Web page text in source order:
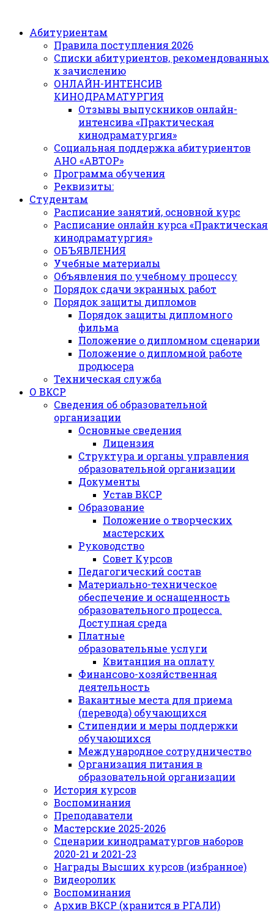
Абитуриентам
Правила поступления 2026
Списки абитуриентов, рекомендованных
к зачислению
ОНЛАЙН-ИНТЕНСИВ
КИНОДРАМАТУРГИЯ
Отзывы выпускников онлайн-
интенсива «Практическая
кинодраматургия»
Социальная поддержка абитуриентов
АНО «АВТОР»
Программа обучения
Реквизиты:
Студентам
Расписание занятий, основной курс
Расписание онлайн курса «Практическая
кинодраматургия»
ОБЪЯВЛЕНИЯ
Учебные материалы
Объявления по учебному процессу
Порядок сдачи экранных работ
Порядок защиты дипломов
Порядок защиты дипломного
фильма
Положение о дипломном сценарии
Положение о дипломной работе
продюсера
Техническая служба
О ВКСР
Сведения об образовательной
организации
Основные сведения
Лицензия
Структура и органы управления
образовательной организации
Документы
Устав ВКСР
Образование
Положение о творческих
мастерских
Руководство
Совет Курсов
Педагогический состав
Материально-техническое
обеспечение и оснащенность
образовательного процесса.
Доступная среда
Платные
образовательные услуги
Квитанция на оплату
Финансово-хозяйственная
деятельность
Вакантные места для приема
(перевода) обучающихся
Стипендии и меры поддержки
обучающихся
Международное сотрудничество
Организация питания в
образовательной организации
История курсов
Воспоминания
Преподаватели
Мастерские 2025-2026
Сценарии кинодраматургов наборов
2020-21 и 2021-23
Награды Высших курсов (избранное)
Видеоролик
Воспоминания
Архив ВКСР (хранится в РГАЛИ)